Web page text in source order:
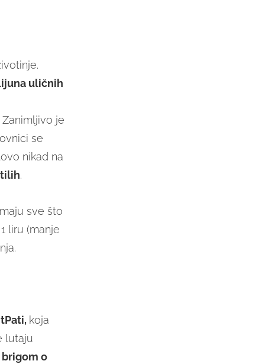
uličnih
je
se
nikad na
.
sve što
liru (manje
koja
lutaju
o